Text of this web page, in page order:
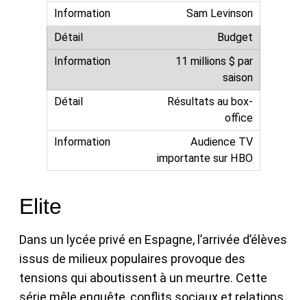
Sam Levinson
Budget
11 millions $ par
saison
Résultats au box-
office
Audience TV
importante sur HBO
Elite
Dans un lycée privé en Espagne, l’arrivée d’élèves
issus de milieux populaires provoque des
tensions qui aboutissent à un meurtre. Cette
série mêle enquête, conflits sociaux et relations